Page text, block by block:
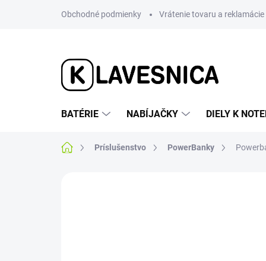
Obchodné podmienky Vrátenie tovaru a reklamácie
BATÉRIE NABÍJAČKY DIELY K
DomovPríslušenstvo PowerBanky